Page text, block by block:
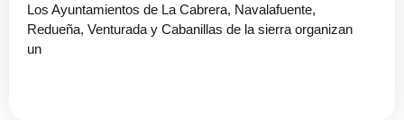
Los Ayuntamientos de La Cabrera, Navalafuente,
Redueña, Venturada y Cabanillas de la sierra organizan
un